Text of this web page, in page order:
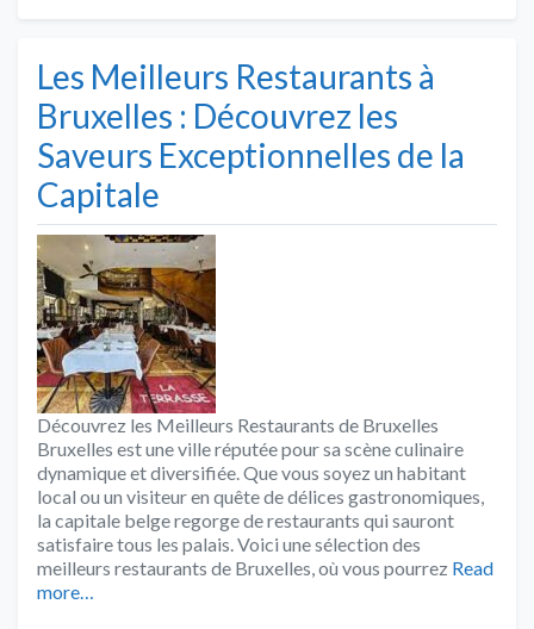
Les Meilleurs Restaurants à
Bruxelles : Découvrez les
Saveurs Exceptionnelles de la
Capitale
Découvrez les Meilleurs Restaurants de Bruxelles
Bruxelles est une ville réputée pour sa scène culinaire
dynamique et diversifiée. Que vous soyez un habitant
local ou un visiteur en quête de délices gastronomiques,
la capitale belge regorge de restaurants qui sauront
satisfaire tous les palais. Voici une sélection des
meilleurs restaurants de Bruxelles, où vous pourrez Read
more…